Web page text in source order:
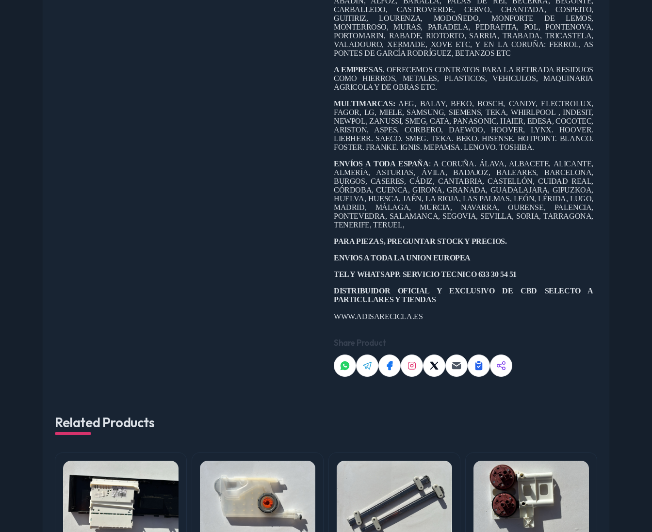
CARBALLEDO, CASTROVERDE, CERVO, CHANTADA, COSPEITO,
GUITIRIZ, LOURENZA, MODOÑEDO, MONFORTE DE LEMOS,
MONTERROSO, MURAS, PARADELA, PEDRAFITA, POL, PONTENOVA,
PORTOMARIN, RABADE, RIOTORTO, SARRIA, TRABADA, TRICASTELA,
VALADOURO, XERMADE, XOVE ETC, Y EN LA CORUÑA: FERROL, AS
PONTES DE GARCÍA RODRÍGUEZ, BETANZOS ETC
A EMPRESAS, OFRECEMOS CONTRATOS PARA LA RETIRADA RESIDUOS
COMO HIERROS, METALES, PLASTICOS, VEHICULOS, MAQUINARIA
AGRICOLA Y DE OBRAS ETC.
MULTIMARCAS: AEG, BALAY, BEKO, BOSCH, CANDY, ELECTROLUX,
FAGOR, LG, MIELE, SAMSUNG, SIEMENS, TEKA, WHIRLPOOL , INDESIT,
NEWPOL, ZANUSSI, SMEG, CATA, PANASONIC, HAIER, EDESA, COCOTEC,
ARISTON, ASPES, CORBERO, DAEWOO, HOOVER, LYNX. HOOVER.
LIEBHERR. SAECO. SMEG. TEKA. BEKO. HISENSE. HOTPOINT. BLANCO.
FOSTER. FRANKE. IGNIS. MEPAMSA. LENOVO. TOSHIBA.
ENVÍOS A TODA ESPAÑA: A CORUÑA. ÁLAVA, ALBACETE, ALICANTE,
ALMERÍA, ASTURIAS, ÁVILA, BADAJOZ, BALEARES, BARCELONA,
BURGOS, CASERES, CÁDIZ, CANTABRIA, CASTELLÓN, CUIDAD REAL,
CÓRDOBA, CUENCA, GIRONA, GRANADA, GUADALAJARA, GIPUZKOA,
HUELVA, HUESCA, JAÉN, LA RIOJA, LAS PALMAS, LEÓN, LÉRIDA, LUGO,
MADRID, MÁLAGA, MURCIA, NAVARRA, OURENSE, PALENCIA,
PONTEVEDRA, SALAMANCA, SEGOVIA, SEVILLA, SORIA, TARRAGONA,
TENERIFE, TERUEL,
PARA PIEZAS, PREGUNTAR STOCK Y PRECIOS.
ENVIOS A TODA LA UNION EUROPEA
TEL Y WHATSAPP. SERVICIO TECNICO 633 30 54 51
DISTRIBUIDOR OFICIAL Y EXCLUSIVO DE CBD SELECTO A
PARTICULARES Y TIENDAS
WWW.ADISARECICLA.ES
Share Product
Related Products